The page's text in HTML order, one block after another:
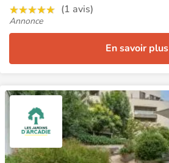
(1 avis)
Annonce
En savoir plus